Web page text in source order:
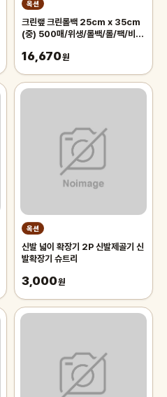
옥션
크린랲 크린롤백 25cm x 35cm
(중) 500매/위생/롤백/롤/팩/비
봉지
16,670원
옥션
신발 넓이 확장기 2P 신발제골기 신
발확장기 슈트리
3,000원